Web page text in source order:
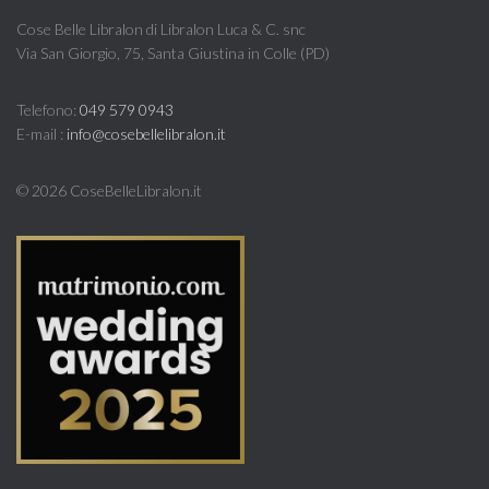
Cose Belle Libralon di Libralon Luca & C. snc
Via San Giorgio, 75, Santa Giustina in Colle (PD)
Telefono: 049 579 0943
E-mail : info@cosebellelibralon.it
© 2026 CoseBelleLibralon.it